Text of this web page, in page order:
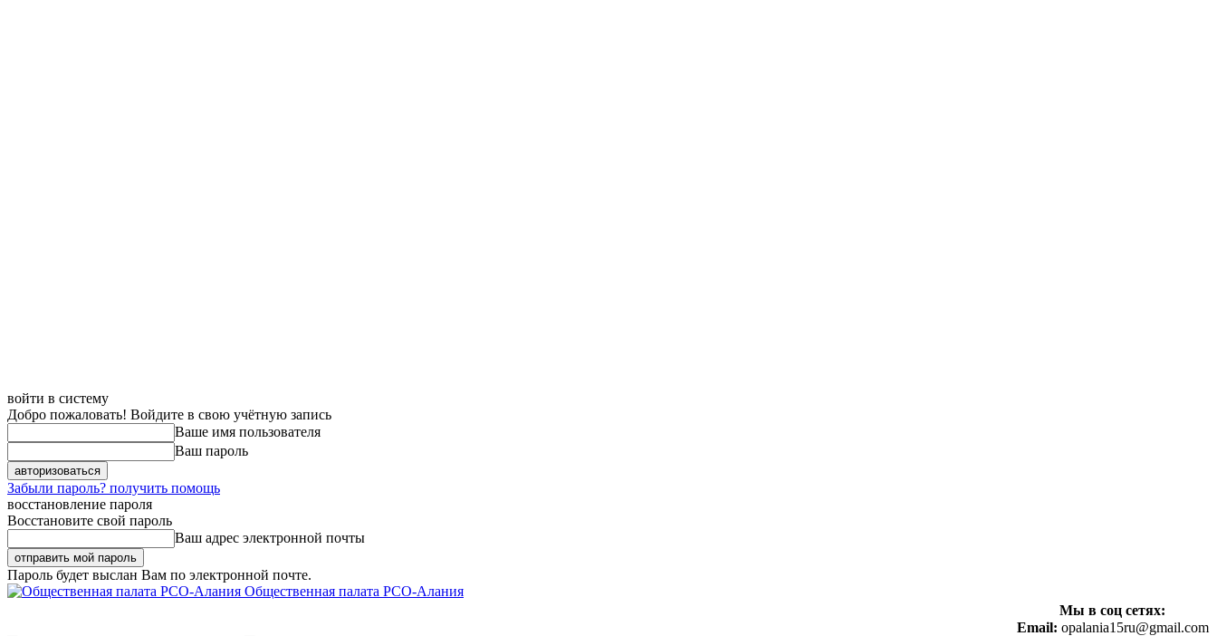
войти в систему
Добро пожаловать! Войдите в свою учётную запись
Ваше имя пользователя
Ваш пароль
Забыли пароль? получить помощь
восстановление пароля
Восстановите свой пароль
Ваш адрес электронной почты
Пароль будет выслан Вам по электронной почте.
Общественная палата РСО-Алания
Мы в соц сетях:
Email: opalania15ru@gmail.com